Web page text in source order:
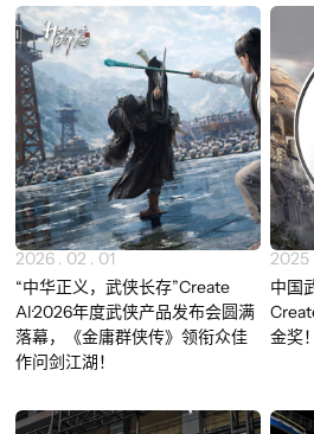
Newest
2026 . 02 . 01
“中华正义，武侠长存”Create
AI·2026年度武侠产品发布会圆满
落幕，《金庸群侠传》领衔众佳
作问剑江湖！
2025
中国
金奖！